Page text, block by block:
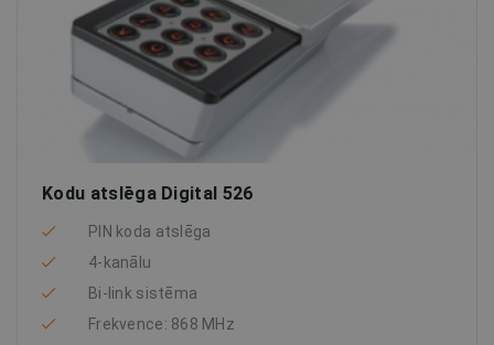
Kodu atslēga Digital 526
PIN koda atslēga
4-kanālu
Bi-link sistēma
Frekvence: 868 MHz